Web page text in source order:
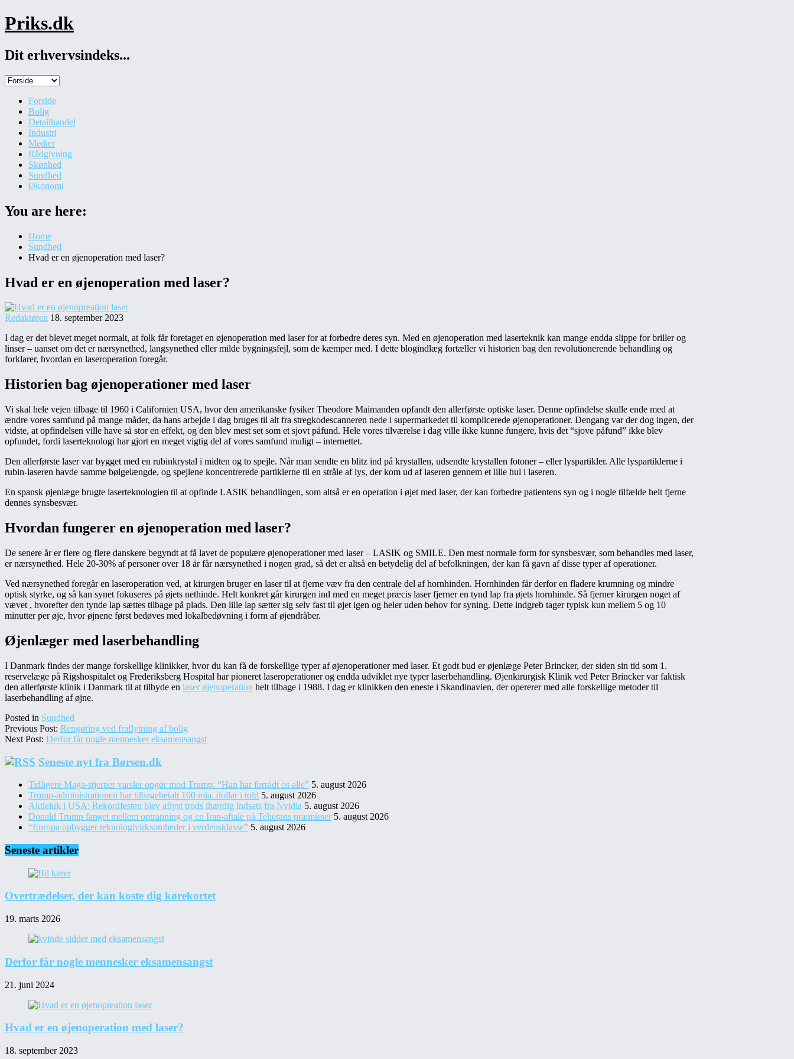
Skip
to
Priks.dk
Dit erhvervsindeks...
Forside
Bolig
Detailhandel
Industri
Medier
Rådgivning
Skønhed
Sundhed
Økonomi
You are here:
Home
Sundhed
Hvad er en øjenoperation med laser?
Hvad er en øjenoperation med laser?
Redaktøren 18. september 2023
I dag er det blevet meget normalt, at folk får foretaget en øjenoperation med laser for at forbedre deres syn. Med en øjenoperation med laserteknik kan mange endda slippe for briller og
linser – uanset om det er nærsynethed, langsynethed eller milde bygningsfejl, som de kæmper med. I dette blogindlæg fortæller vi historien bag den revolutionerende behandling og
forklarer, hvordan en laseroperation foregår.
Historien bag øjenoperationer med laser
Vi skal hele vejen tilbage til 1960 i Californien USA, hvor den amerikanske fysiker Theodore Maimanden opfandt den allerførste optiske laser. Denne opfindelse skulle ende med at
ændre vores samfund på mange måder, da hans arbejde i dag bruges til alt fra stregkodescanneren nede i supermarkedet til komplicerede øjenoperationer. Dengang var der dog ingen, der
vidste, at opfindelsen ville have så stor en effekt, og den blev mest set som et sjovt påfund. Hele vores tilværelse i dag ville ikke kunne fungere, hvis det “sjove påfund” ikke blev
opfundet, fordi laserteknologi har gjort en meget vigtig del af vores samfund muligt – internettet.
Den allerførste laser var bygget med en rubinkrystal i midten og to spejle. Når man sendte en blitz ind på krystallen, udsendte krystallen fotoner – eller lyspartikler. Alle lyspartiklerne i
rubin-laseren havde samme bølgelængde, og spejlene koncentrerede partiklerne til en stråle af lys, der kom ud af laseren gennem et lille hul i laseren.
En spansk øjenlæge brugte laserteknologien til at opfinde LASIK behandlingen, som altså er en operation i øjet med laser, der kan forbedre patientens syn og i nogle tilfælde helt fjerne
dennes synsbesvær.
Hvordan fungerer en øjenoperation med laser?
De senere år er flere og flere danskere begyndt at få lavet de populære øjenoperationer med laser – LASIK og SMILE. Den mest normale form for synsbesvær, som behandles med laser,
er nærsynethed. Hele 20-30% af personer over 18 år får nærsynethed i nogen grad, så det er altså en betydelig del af befolkningen, der kan få gavn af disse typer af operationer.
Ved nærsynethed foregår en laseroperation ved, at kirurgen bruger en laser til at fjerne væv fra den centrale del af hornhinden. Hornhinden får derfor en fladere krumning og mindre
optisk styrke, og så kan synet fokuseres på øjets nethinde. Helt konkret går kirurgen ind med en meget præcis laser fjerner en tynd lap fra øjets hornhinde. Så fjerner kirurgen noget af
vævet , hvorefter den tynde lap sættes tilbage på plads. Den lille lap sætter sig selv fast til øjet igen og heler uden behov for syning. Dette indgreb tager typisk kun mellem 5 og 10
minutter per øje, hvor øjnene først bedøves med lokalbedøvning i form af øjendråber.
Øjenlæger med laserbehandling
I Danmark findes der mange forskellige klinikker, hvor du kan få de forskellige typer af øjenoperationer med laser. Et godt bud er øjenlæge Peter Brincker, der siden sin tid som 1.
reservelæge på Rigshospitalet og Frederiksberg Hospital har pioneret laseroperationer og endda udviklet nye typer laserbehandling. Øjenkirurgisk Klinik ved Peter Brincker var faktisk
den allerførste klinik i Danmark til at tilbyde en laser øjenoperation helt tilbage i 1988. I dag er klinikken den eneste i Skandinavien, der opererer med alle forskellige metoder til
laserbehandling af øjne.
Posted in Sundhed
Previous Post: Rengøring ved fraflytning af bolig
Next Post: Derfor får nogle mennesker eksamensangst
SecondarySeneste nyt fra Børsen.dk
Tidligere Maga-stjerner varsler opgør mod Trump: “Han har forrådt os alle” 5. august 2026
Trump-administrationen har tilbagebetalt 100 mia. dollar i told 5. august 2026
Aktieluk i USA: Rekordfesten blev aflyst trods ihærdig indsats fra Nvidia 5. august 2026
Donald Trump fanget mellem optrapning og en Iran-aftale på Teherans præmisser 5. august 2026
“Europa opbygger teknologivirksomheder i verdensklasse” 5. august 2026
Seneste artikler
Overtrædelser, der kan koste dig kørekortet
19. marts 2026
Derfor får nogle mennesker eksamensangst
21. juni 2024
Hvad er en øjenoperation med laser?
18. september 2023